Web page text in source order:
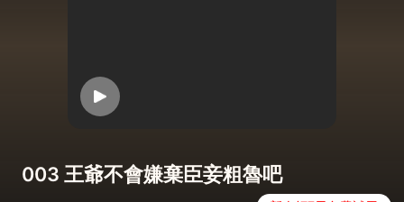
003 王爺不會嫌棄臣妾粗魯吧